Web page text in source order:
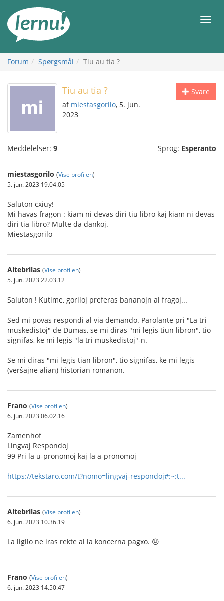
indholdet
Forum Spørgsmål Tiu au tia ?
Svare
Tiu au tia ?
af miestasgorilo, 5. jun.
2023
Meddelelser: 9 Sprog: Esperanto
miestasgorilo (Vise profilen)
5. jun. 2023 19.04.05
Saluton cxiuy!
Mi havas fragon : kiam ni devas diri tiu libro kaj kiam ni devas
diri tia libro? Multe da dankoj.
Miestasgorilo
Altebrilas (Vise profilen)
5. jun. 2023 22.03.12
Saluton ! Kutime, goriloj preferas bananojn al fragoj...
Sed mi povas respondi al via demando. Parolante pri "La tri
muskedistoj" de Dumas, se mi diras "mi legis tiun libron", tio
signifas, ke mi legis "la tri muskedistoj"-n.
Se mi diras "mi legis tian libron", tio signifas, ke mi legis
(verŝajne alian) historian romanon.
Frano (Vise profilen)
6. jun. 2023 06.02.16
Zamenhof
Lingvaj Respondoj
99 Pri la u-pronomoj kaj la a-pronomoj
https://tekstaro.com/t?nomo=lingvaj-respondoj#:~:t...
Altebrilas (Vise profilen)
6. jun. 2023 10.36.19
La ligilo ne iras rekte al la koncerna pagxo. 😞
Frano (Vise profilen)
6. jun. 2023 14.50.47